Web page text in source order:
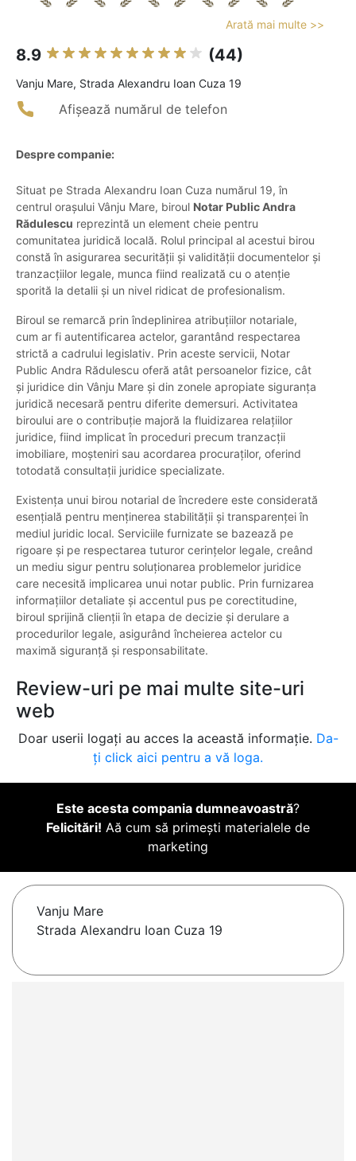
Arată mai multe >>
8.9 (44)
Vanju Mare, Strada Alexandru Ioan Cuza 19
Afișează numărul de telefon
Despre companie:
Situat pe Strada Alexandru Ioan Cuza numărul 19, în
centrul orașului Vânju Mare, biroul Notar Public Andra
Rădulescu reprezintă un element cheie pentru
comunitatea juridică locală. Rolul principal al acestui birou
constă în asigurarea securității și validității documentelor și
tranzacțiilor legale, munca fiind realizată cu o atenție
sporită la detalii și un nivel ridicat de profesionalism.
Biroul se remarcă prin îndeplinirea atribuțiilor notariale,
cum ar fi autentificarea actelor, garantând respectarea
strictă a cadrului legislativ. Prin aceste servicii, Notar
Public Andra Rădulescu oferă atât persoanelor fizice, cât
și juridice din Vânju Mare și din zonele apropiate siguranța
juridică necesară pentru diferite demersuri. Activitatea
biroului are o contribuție majoră la fluidizarea relațiilor
juridice, fiind implicat în proceduri precum tranzacții
imobiliare, moșteniri sau acordarea procuraților, oferind
totodată consultații juridice specializate.
Existența unui birou notarial de încredere este considerată
esențială pentru menținerea stabilității și transparenței în
mediul juridic local. Serviciile furnizate se bazează pe
rigoare și pe respectarea tuturor cerințelor legale, creând
un mediu sigur pentru soluționarea problemelor juridice
care necesită implicarea unui notar public. Prin furnizarea
informațiilor detaliate și accentul pus pe corectitudine,
biroul sprijină clienții în etapa de decizie și derulare a
procedurilor legale, asigurând încheierea actelor cu
maximă siguranță și responsabilitate.
Review-uri pe mai multe site-uri
web
Doar userii logați au acces la această informație. Da-
ți click aici pentru a vă loga.
Este acesta compania dumneavoastră?
Felicitări! Aă cum să primești materialele de
marketing
Vanju Mare
Strada Alexandru Ioan Cuza 19